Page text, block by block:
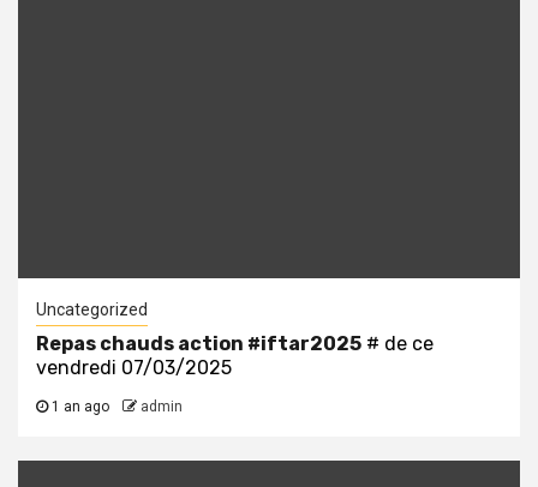
Uncategorized
Repas chauds action #iftar2025 # de ce
vendredi 07/03/2025
1 an ago admin